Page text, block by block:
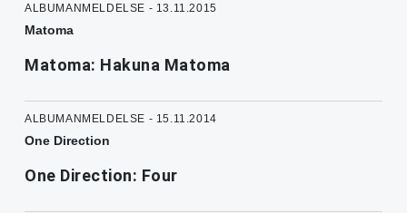
ALBUMANMELDELSE - 13.11.2015
Matoma
Matoma: Hakuna Matoma
ALBUMANMELDELSE - 15.11.2014
One Direction
One Direction: Four